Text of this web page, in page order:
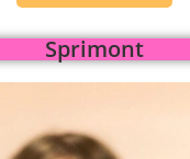
Sprimont